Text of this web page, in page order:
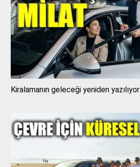
Kiralamanın geleceği yeniden yazılıyor